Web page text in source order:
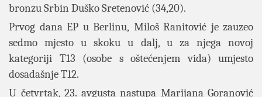
bronzu Srbin Duško Sretenović (34,20).
Prvog dana EP u Berlinu, Miloš Ranitović je zauzeo
sedmo mjesto u skoku u dalj, u za njega novoj
kategoriji T13 (osobe s oštećenjem vida) umjesto
dosadašnje T12.
U četvrtak, 23. avgusta nastupa Marijana Goranović